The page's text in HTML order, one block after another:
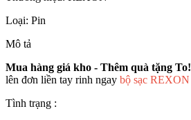
Loại: Pin
Mô tả
Mua hàng giá kho - Thêm quà tặng To!
lên đơn liền tay rinh ngay bộ sạc REXON
Tình trạng :